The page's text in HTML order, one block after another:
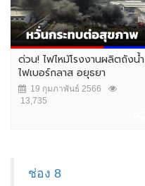
ด่วน! ไฟไหม้โรงงานผลิตถังน้ำ
ไฟเบอร์กลาส อยุธยา
19 กุมภาพันธ์ 2566
13,735
ช่อง 8